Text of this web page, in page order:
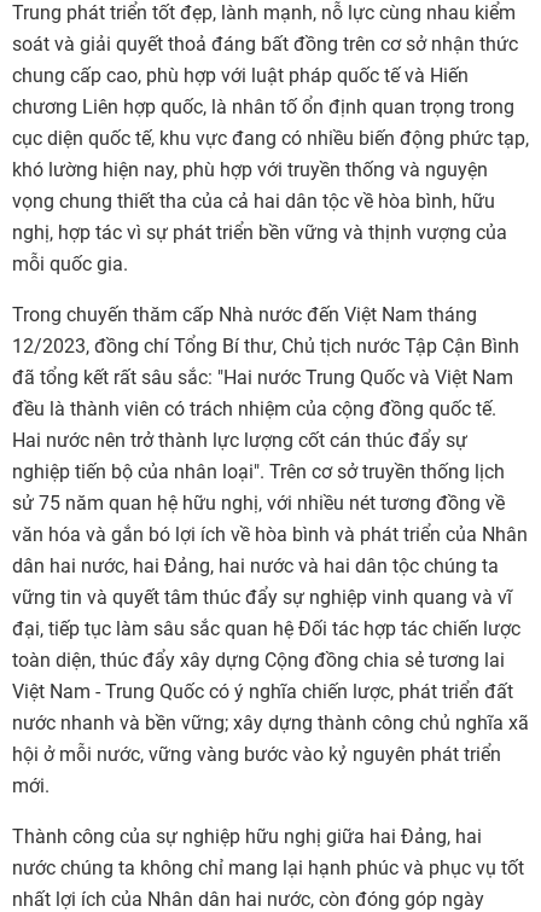
Trung phát triển tốt đẹp, lành mạnh, nỗ lực cùng nhau kiểm
soát và giải quyết thoả đáng bất đồng trên cơ sở nhận thức
chung cấp cao, phù hợp với luật pháp quốc tế và Hiến
chương Liên hợp quốc, là nhân tố ổn định quan trọng trong
cục diện quốc tế, khu vực đang có nhiều biến động phức tạp,
khó lường hiện nay, phù hợp với truyền thống và nguyện
vọng chung thiết tha của cả hai dân tộc về hòa bình, hữu
nghị, hợp tác vì sự phát triển bền vững và thịnh vượng của
mỗi quốc gia.
Trong chuyến thăm cấp Nhà nước đến Việt Nam tháng
12/2023, đồng chí Tổng Bí thư, Chủ tịch nước Tập Cận Bình
đã tổng kết rất sâu sắc: "Hai nước Trung Quốc và Việt Nam
đều là thành viên có trách nhiệm của cộng đồng quốc tế.
Hai nước nên trở thành lực lượng cốt cán thúc đẩy sự
nghiệp tiến bộ của nhân loại". Trên cơ sở truyền thống lịch
sử 75 năm quan hệ hữu nghị, với nhiều nét tương đồng về
văn hóa và gắn bó lợi ích về hòa bình và phát triển của Nhân
dân hai nước, hai Đảng, hai nước và hai dân tộc chúng ta
vững tin và quyết tâm thúc đẩy sự nghiệp vinh quang và vĩ
đại, tiếp tục làm sâu sắc quan hệ Đối tác hợp tác chiến lược
toàn diện, thúc đẩy xây dựng Cộng đồng chia sẻ tương lai
Việt Nam - Trung Quốc có ý nghĩa chiến lược, phát triển đất
nước nhanh và bền vững; xây dựng thành công chủ nghĩa xã
hội ở mỗi nước, vững vàng bước vào kỷ nguyên phát triển
mới.
Thành công của sự nghiệp hữu nghị giữa hai Đảng, hai
nước chúng ta không chỉ mang lại hạnh phúc và phục vụ tốt
nhất lợi ích của Nhân dân hai nước, còn đóng góp ngày